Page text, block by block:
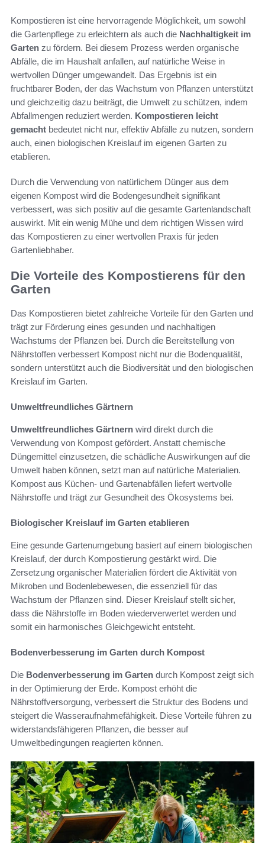
Kompostieren ist eine hervorragende Möglichkeit, um sowohl
die Gartenpflege zu erleichtern als auch die Nachhaltigkeit im
Garten zu fördern. Bei diesem Prozess werden organische
Abfälle, die im Haushalt anfallen, auf natürliche Weise in
wertvollen Dünger umgewandelt. Das Ergebnis ist ein
fruchtbarer Boden, der das Wachstum von Pflanzen unterstützt
und gleichzeitig dazu beiträgt, die Umwelt zu schützen, indem
Abfallmengen reduziert werden. Kompostieren leicht
gemacht bedeutet nicht nur, effektiv Abfälle zu nutzen, sondern
auch, einen biologischen Kreislauf im eigenen Garten zu
etablieren.
Durch die Verwendung von natürlichem Dünger aus dem
eigenen Kompost wird die Bodengesundheit signifikant
verbessert, was sich positiv auf die gesamte Gartenlandschaft
auswirkt. Mit ein wenig Mühe und dem richtigen Wissen wird
das Kompostieren zu einer wertvollen Praxis für jeden
Gartenliebhaber.
Die Vorteile des Kompostierens für den
Garten
Das Kompostieren bietet zahlreiche Vorteile für den Garten und
trägt zur Förderung eines gesunden und nachhaltigen
Wachstums der Pflanzen bei. Durch die Bereitstellung von
Nährstoffen verbessert Kompost nicht nur die Bodenqualität,
sondern unterstützt auch die Biodiversität und den biologischen
Kreislauf im Garten.
Umweltfreundliches Gärtnern
Umweltfreundliches Gärtnern wird direkt durch die
Verwendung von Kompost gefördert. Anstatt chemische
Düngemittel einzusetzen, die schädliche Auswirkungen auf die
Umwelt haben können, setzt man auf natürliche Materialien.
Kompost aus Küchen- und Gartenabfällen liefert wertvolle
Nährstoffe und trägt zur Gesundheit des Ökosystems bei.
Biologischer Kreislauf im Garten etablieren
Eine gesunde Gartenumgebung basiert auf einem biologischen
Kreislauf, der durch Kompostierung gestärkt wird. Die
Zersetzung organischer Materialien fördert die Aktivität von
Mikroben und Bodenlebewesen, die essenziell für das
Wachstum der Pflanzen sind. Dieser Kreislauf stellt sicher,
dass die Nährstoffe im Boden wiederverwertet werden und
somit ein harmonisches Gleichgewicht entsteht.
Bodenverbesserung im Garten durch Kompost
Die Bodenverbesserung im Garten durch Kompost zeigt sich
in der Optimierung der Erde. Kompost erhöht die
Nährstoffversorgung, verbessert die Struktur des Bodens und
steigert die Wasseraufnahmefähigkeit. Diese Vorteile führen zu
widerstandsfähigeren Pflanzen, die besser auf
Umweltbedingungen reagierten können.